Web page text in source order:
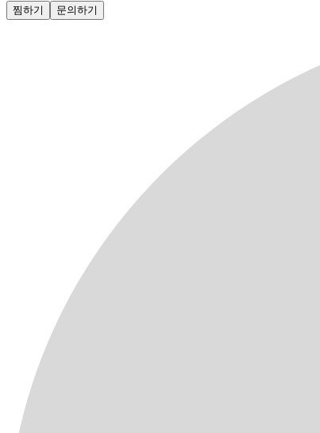
찜하기 문의하기